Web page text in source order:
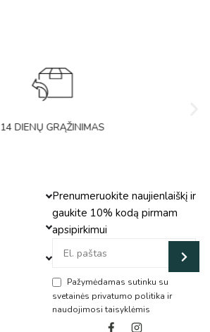
14 DIENŲ GRĄŽINIMAS
Prenumeruokite naujienlaiškį ir
gaukite 10% kodą pirmam
apsipirkimui
Pažymėdamas sutinku su
svetainės privatumo politika ir
naudojimosi taisyklėmis
Alternative: